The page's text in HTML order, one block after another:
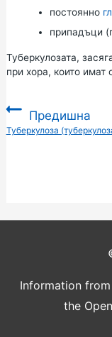
постоянно
припадъци
Туберкулозата,
при хора, които имат
Предишна
:Туберкулоза
Information
the